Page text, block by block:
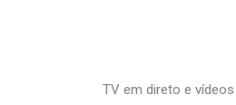
TV em direto e